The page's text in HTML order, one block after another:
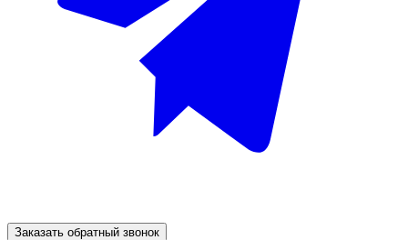
Заказать обратный звонок